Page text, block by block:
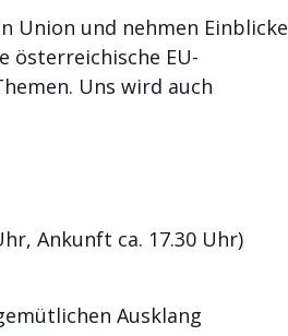
Union und nehmen Einblicke
österreichische EU-
Uns wird auch
Ankunft ca. 17.30 Uhr)
Ausklang